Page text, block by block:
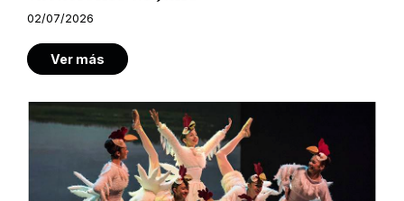
02/07/2026
Ver más